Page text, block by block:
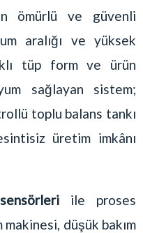
ömürlü ve güvenli
aralığı ve yüksek
tüp form ve ürün
sağlayan sistem;
toplu balans tankı
üretim imkânı
ile proses
düşük bakım